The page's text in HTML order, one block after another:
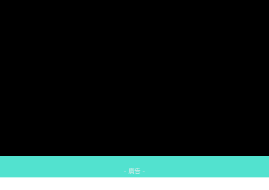
- 廣告 -